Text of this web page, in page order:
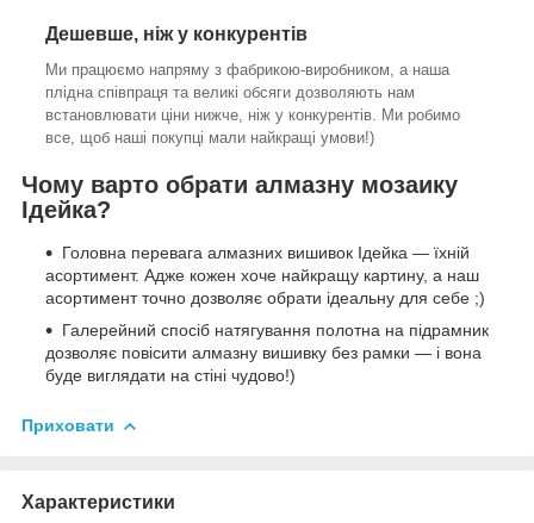
Дешевше, ніж у конкурентів
Ми працюємо напряму з фабрикою-виробником, а наша
плідна співпраця та великі обсяги дозволяють нам
встановлювати ціни нижче, ніж у конкурентів. Ми робимо
все, щоб наші покупці мали найкращі умови!)
Чому варто обрати алмазну мозаику
Ідейка?
Головна перевага алмазних вишивок Ідейка — їхній
асортимент. Адже кожен хоче найкращу картину, а наш
асортимент точно дозволяє обрати ідеальну для себе ;)
Галерейний спосіб натягування полотна на підрамник
дозволяє повісити алмазну вишивку без рамки — і вона
буде виглядати на стіні чудово!)
Приховати
Характеристики